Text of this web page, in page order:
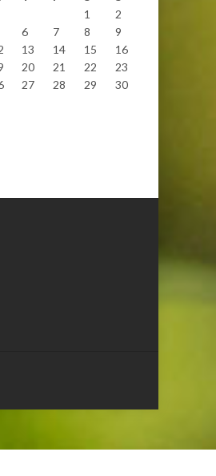
1
2
6 7 8
9
13 14 15
16
20 21 22
23
27 28 29
30